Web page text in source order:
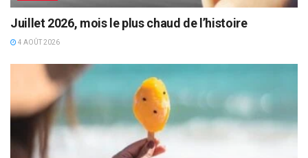
Juillet 2026, mois le plus chaud de l’histoire
4 AOÛT 2026